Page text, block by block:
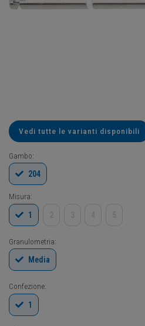
Vedi tutte le varianti disponibili
Gambo:
204
Misura:
1
Granulometria:
Media
Confezione:
1